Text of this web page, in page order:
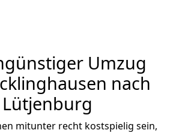
Umzug
nach
Lütjenburg
mitunter recht kostspielig sein,